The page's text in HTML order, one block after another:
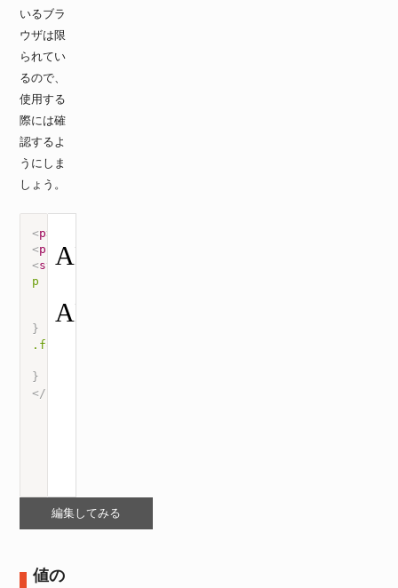
いるブラ
ウザは限
られてい
るので、
使用する
際には確
認するよ
うにしま
しょう。
<p>
<p class
<style>
p
font-size
}
.font-size-adjust
}
</
編集してみる
値の